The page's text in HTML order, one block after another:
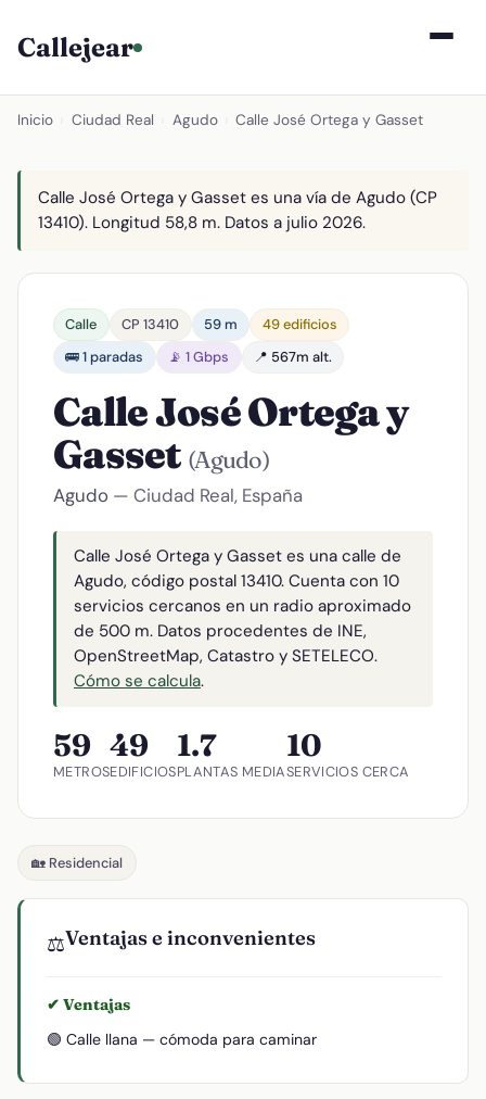
Callejear
Inicio Ciudad Real Agudo Calle José Ortega y Gasset
Calle José Ortega y Gasset es una vía de Agudo (CP
13410). Longitud 58,8 m. Datos a julio 2026.
Calle CP 13410 59 m
49 edificios
🚌 1 paradas
📡 1 Gbps 📍 567m alt.
Calle José Ortega y
Gasset (Agudo)
Agudo — Ciudad Real, España
Calle José Ortega y Gasset es una calle de
Agudo, código postal 13410. Cuenta con 10
servicios cercanos en un radio aproximado
de 500 m. Datos procedentes de INE,
OpenStreetMap, Catastro y SETELECO.
Cómo se calcula.
59
METROS
49
EDIFICIOS
1.7
PLANTAS MEDIA
10
SERVICIOS CERCA
🏡 Residencial
⚖️Ventajas e inconvenientes
✔ Ventajas
🟢 Calle llana — cómoda para caminar